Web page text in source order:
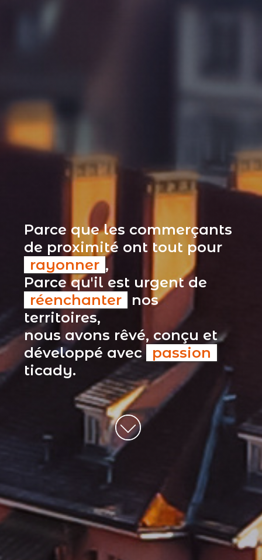
Parce que les commerçants
de proximité ont tout pour
rayonner ,
Parce qu'il est urgent de
réenchanter
nos
territoires,
nous avons rêvé, conçu et
développé avec passion
ticady.